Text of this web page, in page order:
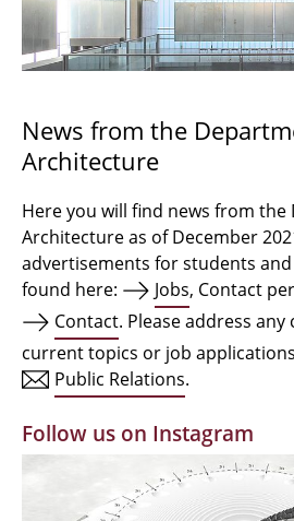
Bachelor Architecture
Bachelor Architecture+
Qualification profile
Semester Programme
Internationales
Facilities
Alumni | cloud club
Documents and Downloads
News from the
Architecture
Here you will find news from
Architecture as of December
advertisements for students
found here:
Jobs, Contact
Contact. Please address
current topics or job
Public Relations.
Follow us on Instagram